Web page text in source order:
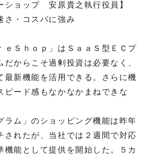
ショップ 安原貴之執行役員】
さ・コスパに強み
Ｓｈｏｐ」はＳａａＳ型ＥＣプ
だからこそ過剰投資は必要なく、
最新機能を活用できる。さらに機
ピード感もなかなかまねできな
ム」のショッピング機能は昨年
されたが、当社では２週間で対応
機能として提供を開始した。５カ